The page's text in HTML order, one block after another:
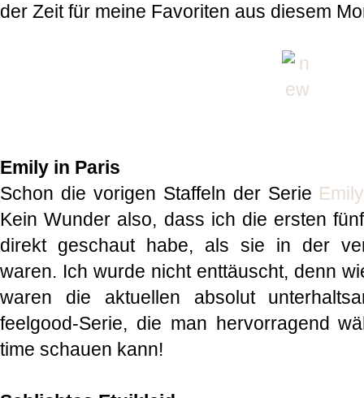
der Zeit für meine Favoriten aus diesem
Emily in Paris
Schon die vorigen Staffeln der Serie
Kein Wunder also, dass ich die ersten
direkt geschaut habe, als sie in der
waren. Ich wurde nicht enttäuscht, denn
waren die aktuellen absolut
feelgood-Serie, die man hervorragend
time schauen kann!